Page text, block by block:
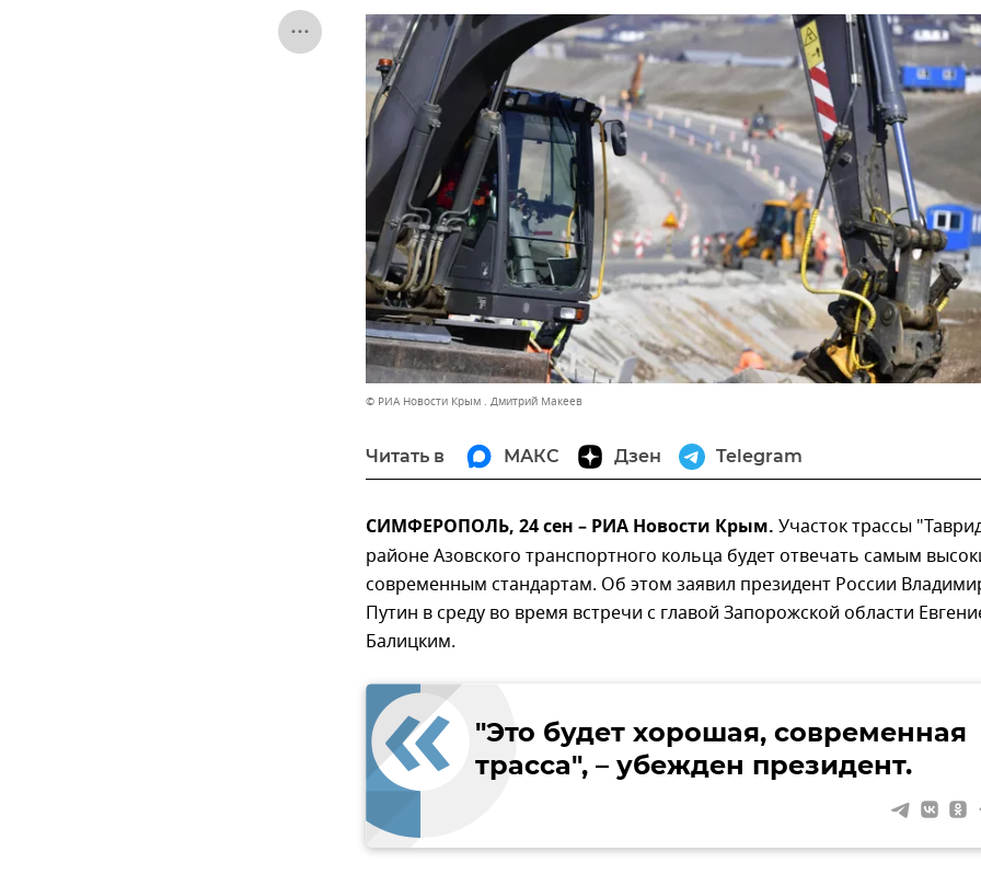
© РИА Новости Крым . Дмитрий Макеев
Читать в МАКС Дзен Telegram
СИМФЕРОПОЛЬ, 24 сен – РИА Новости Крым. Участок трассы
районе Азовского транспортного кольца будет отвечать самым
современным стандартам. Об этом заявил президент России
Путин в среду во время встречи с главой Запорожской области
Балицким.
"Это будет хорошая, современная
трасса", – убежден президент.